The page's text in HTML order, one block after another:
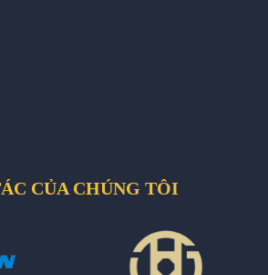
CỦA CHÚNG TÔI